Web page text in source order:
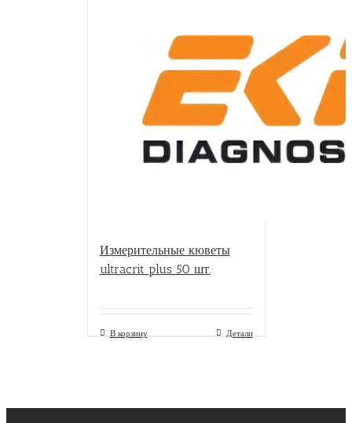
Измерительные кюветы
ultracrit plus 50 шт.
В корзину Детали